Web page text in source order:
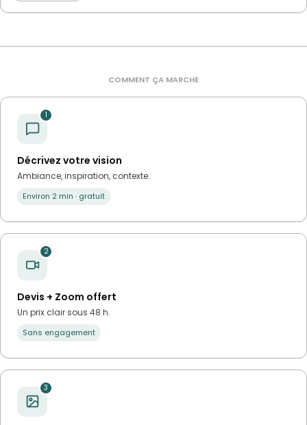
COMMENT ÇA MARCHE
1
Décrivez votre vision
Ambiance, inspiration, contexte.
Environ 2 min · gratuit
2
Devis + Zoom offert
Un prix clair sous 48 h.
Sans engagement
3